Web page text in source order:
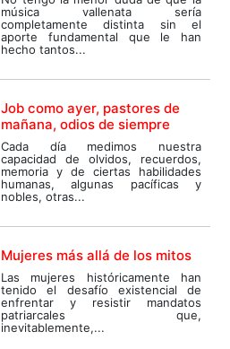
música vallenata sería
completamente distinta sin el
aporte fundamental que le han
hecho tantos...
Job como ayer, pastores de
mañana, odios de siempre
Cada día medimos nuestra
capacidad de olvidos, recuerdos,
memoria y de ciertas habilidades
humanas, algunas pacíficas y
nobles, otras...
Mujeres más allá de los mitos
Las mujeres históricamente han
tenido el desafío existencial de
enfrentar y resistir mandatos
patriarcales que,
inevitablemente,...